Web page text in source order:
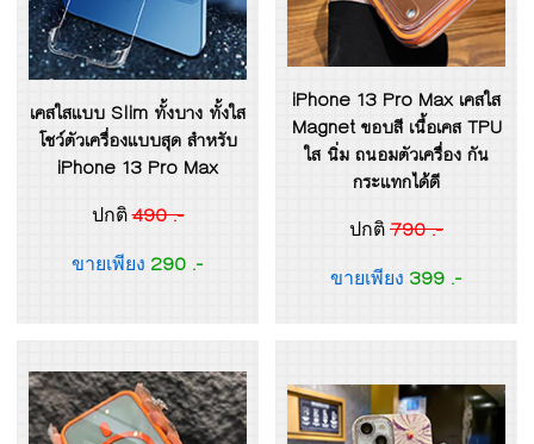
เคสใสแบบ Slim ทั้งบาง ทั้งใส
โชว์ตัวเครื่องแบบสุด สำหรับ
iPhone 13 Pro Max
ปกติ490 .-
ขายเพียง 290 .-
iPhone 13 Pro Max เคสใส
Magnet ขอบสี เนื้อเคส TPU
ใส นิ่ม ถนอมตัวเครื่อง กัน
กระแทกได้ดี
ปกติ 790 .-
ขายเพียง 399 .-